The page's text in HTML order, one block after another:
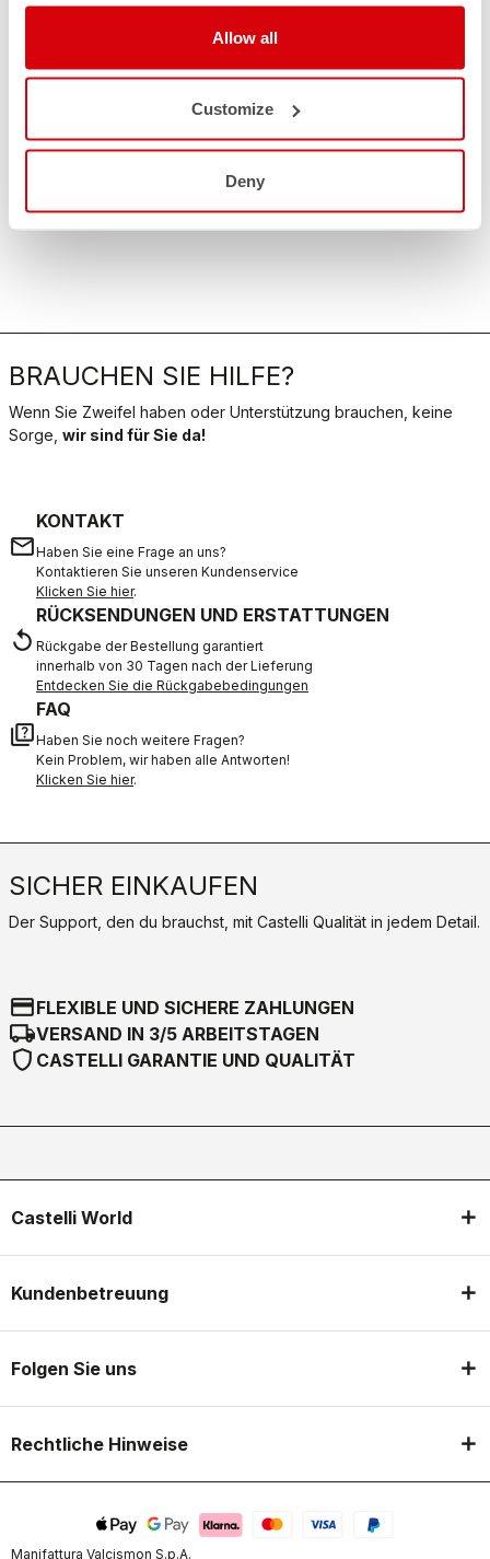
Allow all
Customize
Deny
BRAUCHEN SIE HILFE?
Wenn Sie Zweifel haben oder Unterstützung brauchen, keine
Sorge, wir sind für Sie da!
email
KONTAKT
Haben Sie eine Frage an uns?
Kontaktieren Sie unseren Kundenservice
Klicken Sie hier.
replay
RÜCKSENDUNGEN UND ERSTATTUNGEN
Rückgabe der Bestellung garantiert
innerhalb von 30 Tagen nach der Lieferung
Entdecken Sie die Rückgabebedingungen
quiz
FAQ
Haben Sie noch weitere Fragen?
Kein Problem, wir haben alle Antworten!
Klicken Sie hier.
SICHER EINKAUFEN
Der Support, den du brauchst, mit Castelli Qualität in jedem Detail.
credit_cardFLEXIBLE UND SICHERE ZAHLUNGEN
local_shippingVERSAND IN 3/5 ARBEITSTAGEN
shield CASTELLI GARANTIE UND QUALITÄT
Castelli World
Kundenbetreuung
Folgen Sie uns
Rechtliche Hinweise
Manifattura Valcismon S.p.A.